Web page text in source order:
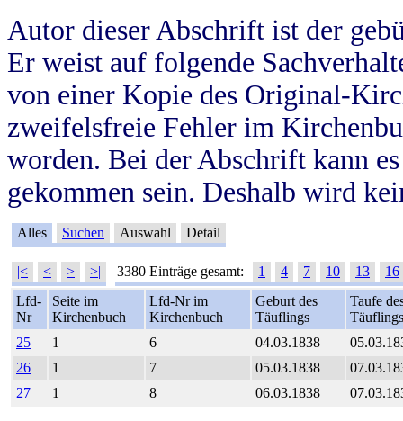
Autor dieser Abschrift ist der
Er weist auf folgende
von einer Kopie des Original-
zweifelsfreie Fehler im
worden. Bei der Abschrift kann
gekommen sein. Deshalb wird
Alles Suchen Auswahl Detail
|< < > >| 3380 Einträge gesamt: 1 4 7 10 13
16
Lfd-
Nr
Seite im
Kirchenbuch
Lfd-Nr im
Kirchenbuch
Geburt des
Täuflings
Taufe
Täuflings
25
1 6 04.03.1838
26
1 7 05.03.1838
27
1 8 06.03.1838